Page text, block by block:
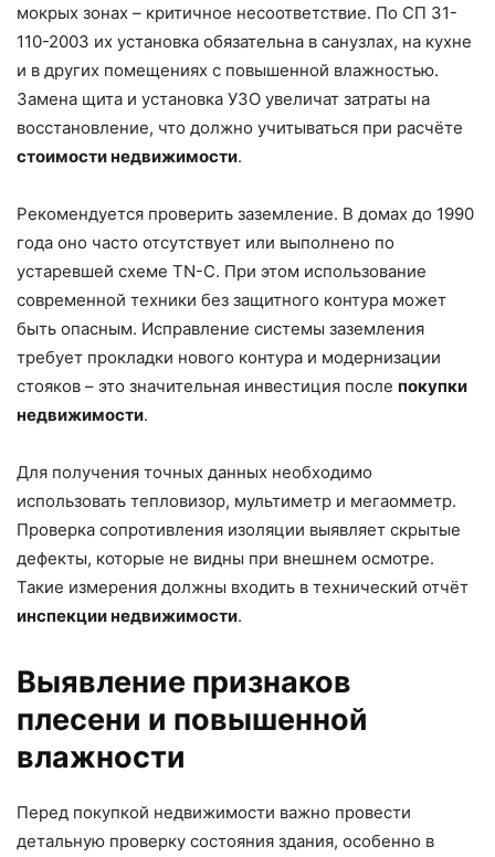
мокрых зонах – критичное несоответствие. По СП 31-
110-2003 их установка обязательна в санузлах, на кухне
и в других помещениях с повышенной влажностью.
Замена щита и установка УЗО увеличат затраты на
восстановление, что должно учитываться при расчёте
стоимости недвижимости.
Рекомендуется проверить заземление. В домах до 1990
года оно часто отсутствует или выполнено по
устаревшей схеме TN-C. При этом использование
современной техники без защитного контура может
быть опасным. Исправление системы заземления
требует прокладки нового контура и модернизации
стояков – это значительная инвестиция после покупки
недвижимости.
Для получения точных данных необходимо
использовать тепловизор, мультиметр и мегаомметр.
Проверка сопротивления изоляции выявляет скрытые
дефекты, которые не видны при внешнем осмотре.
Такие измерения должны входить в технический отчёт
инспекции недвижимости.
Выявление признаков
плесени и повышенной
влажности
Перед покупкой недвижимости важно провести
детальную проверку состояния здания, особенно в